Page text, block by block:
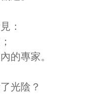
：
的專家。
光陰？